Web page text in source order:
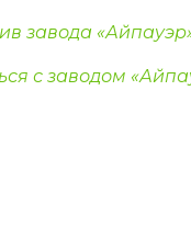
завода
с заводом